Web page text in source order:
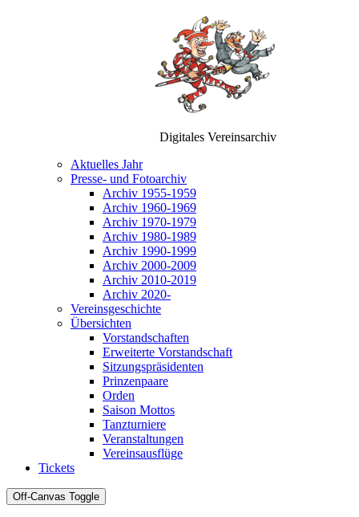
Digitales Vereinsarchiv
Aktuelles Jahr
Presse- und Fotoarchiv
Archiv 1955-1959
Archiv 1960-1969
Archiv 1970-1979
Archiv 1980-1989
Archiv 1990-1999
Archiv 2000-2009
Archiv 2010-2019
Archiv 2020-
Vereinsgeschichte
Übersichten
Vorstandschaften
Erweiterte Vorstandschaft
Sitzungspräsidenten
Prinzenpaare
Orden
Saison Mottos
Tanzturniere
Veranstaltungen
Vereinsausflüge
Tickets
Off-Canvas Toggle